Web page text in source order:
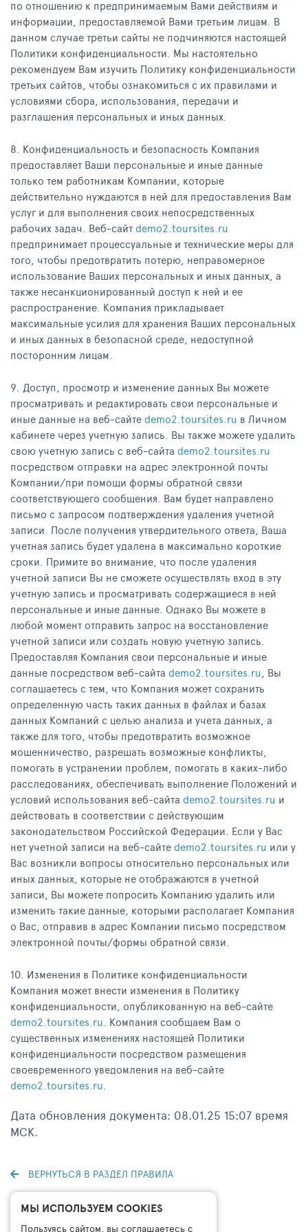
по отношению к предпринимаемым Вами действиям и
информации, предоставляемой Вами третьим лицам. В
данном случае третьи сайты не подчиняются настоящей
Политики конфиденциальности. Мы настоятельно
рекомендуем Вам изучить Политику конфиденциальности
третьих сайтов, чтобы ознакомиться с их правилами и
условиями сбора, использования, передачи и
разглашения персональных и иных данных.
8. Конфиденциальность и безопасность Компания
предоставляет Ваши персональные и иные данные
только тем работникам Компании, которые
действительно нуждаются в ней для предоставления Вам
услуг и для выполнения своих непосредственных
рабочих задач. Веб-сайтdemo2.toursites.ru
предпринимает процессуальные и технические меры для
того, чтобы предотвратить потерю, неправомерное
использование Ваших персональных и иных данных, а
также несанкционированный доступ к ней и ее
распространение. Компания прикладывает
максимальные усилия для хранения Ваших персональных
и иных данных в безопасной среде, недоступной
посторонним лицам.
9. Доступ, просмотр и изменение данных Вы можете
просматривать и редактировать свои персональные и
иные данные на веб-сайтеdemo2.toursites.ru в Личном
кабинете через учетную запись. Вы также можете удалить
свою учетную запись с веб-сайта demo2.toursites.ru
посредством отправки на адрес электронной почты
Компании/при помощи формы обратной связи
соответствующего сообщения. Вам будет направлено
письмо с запросом подтверждения удаления учетной
записи. После получения утвердительного ответа, Ваша
учетная запись будет удалена в максимально короткие
сроки. Примите во внимание, что после удаления
учетной записи Вы не сможете осуществлять вход в эту
учетную запись и просматривать содержащиеся в ней
персональные и иные данные. Однако Вы можете в
любой момент отправить запрос на восстановление
учетной записи или создать новую учетную запись.
Предоставляя Компания свои персональные и иные
данные посредством веб-сайта demo2.toursites.ru , Вы
соглашаетесь с тем, что Компания может сохранить
определенную часть таких данных в файлах и базах
данных Компаний с целью анализа и учета данных, а
также для того, чтобы предотвратить возможное
мошенничество, разрешать возможные конфликты,
помогать в устранении проблем, помогать в каких-либо
расследованиях, обеспечивать выполнение Положений и
условий использования веб-сайта demo2.toursites.ru и
действовать в соответствии с действующим
законодательством Российской Федерации. Если у Вас
нет учетной записи на веб-сайтеdemo2.toursites.ru или у
Вас возникли вопросы относительно персональных или
иных данных, которые не отображаются в учетной
записи, Вы можете попросить Компанию удалить или
изменить такие данные, которыми располагает Компания
о Вас, отправив в адрес Компании письмо посредством
электронной почты/формы обратной связи.
10. Изменения в Политике конфиденциальности
Компания может внести изменения в Политику
конфиденциальности, опубликованную на веб-сайте
demo2.toursites.ru . Компания сообщаем Вам о
существенных изменениях настоящей Политики
конфиденциальности посредством размещения
своевременного уведомления на веб-сайте
demo2.toursites.ru
Дата обновления документа: 08.01.25 15:07 время
МСК.
ВЕРНУТЬСЯ В РАЗДЕЛ ПРАВИЛА
МЫ ИСПОЛЬЗУЕМ COOKIES
Пользуясь сайтом, вы соглашаетесь с